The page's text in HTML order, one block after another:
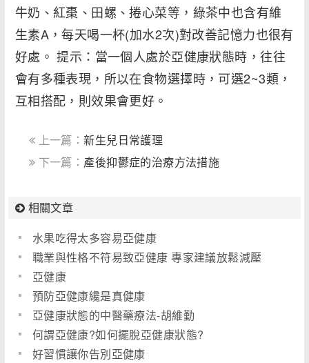
牛奶、紅棗、田螺、捲心菜等，綠茶中也含有維
生素A，每天喝一杯(加水2次)對改善記憶力也很有
好處。 提示：當一個人處於亞健康狀態時，往往
會有多種表現，所以在食物選擇時，可選2~3類，
互相搭配，則效果會更好。
上一篇：新生兒日常護理
下一篇： 產後抑鬱症的治療方法措施
相關文章
水果吃得太多容易亞健康
職業與性格不符易致亞健康 專家建議放鬆減壓
亞健康
預防亞健康纔是真健康
亞健康狀態的中醫藥療法-胡維勤
何謂亞健康?如何擺脫亞健康狀態?
好習慣讓你告別亞健康